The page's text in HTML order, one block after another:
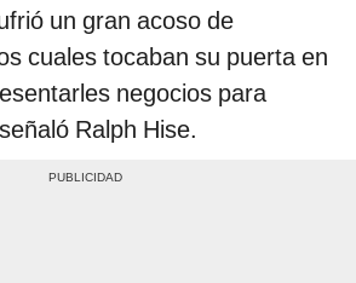
un gran acoso de
cuales tocaban su puerta en
negocios para
Ralph Hise.